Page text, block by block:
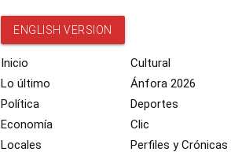
ENGLISH VERSION
Inicio
Lo último
Política
Economía
Locales
Cultural
Ánfora 2026
Deportes
Clic
Perfiles y Crónicas